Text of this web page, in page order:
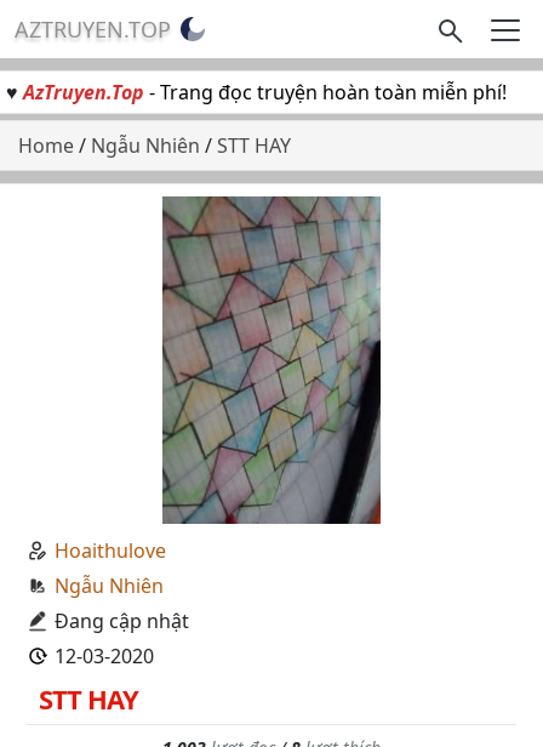
AZTRUYEN.TOP
♥AzTruyen.Top - Trang đọc truyện hoàn toàn miễn phí!
Home/ Ngẫu Nhiên /STT HAY
Hoaithulove
Ngẫu Nhiên
Đang cập nhật
12-03-2020
STT HAY